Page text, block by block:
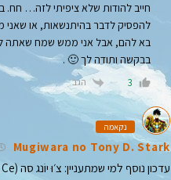
חייב להודות שלא ציפיתי לזה… חח.
להפסיק לדבר בהיתנשאות, או
בא להם, אבל אני ממש שמח שאתה
בבקשה ותודה לך 🙂 .
3 הגב
נקאמה
Mugiwara no Tony D. Stark